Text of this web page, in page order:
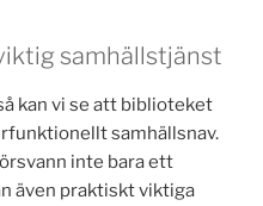
samhällstjänst
kan vi se att biblioteket
samhällsnav.
inte bara ett
även praktiskt viktiga